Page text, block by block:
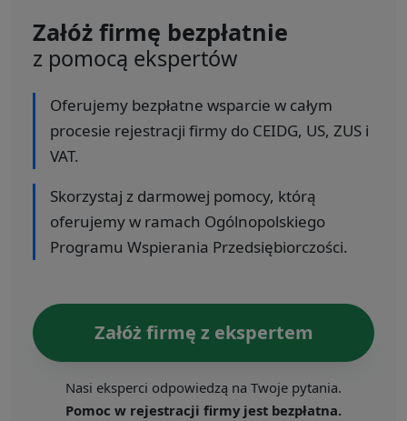
Załóż firmę bezpłatnie
z pomocą ekspertów
Oferujemy bezpłatne wsparcie w całym
procesie rejestracji firmy do CEIDG, US, ZUS i
VAT.
Skorzystaj z darmowej pomocy, którą
oferujemy w ramach Ogólnopolskiego
Programu Wspierania Przedsiębiorczości.
Załóż firmę z ekspertem
Nasi eksperci odpowiedzą na Twoje pytania.
Pomoc w rejestracji firmy jest bezpłatna.